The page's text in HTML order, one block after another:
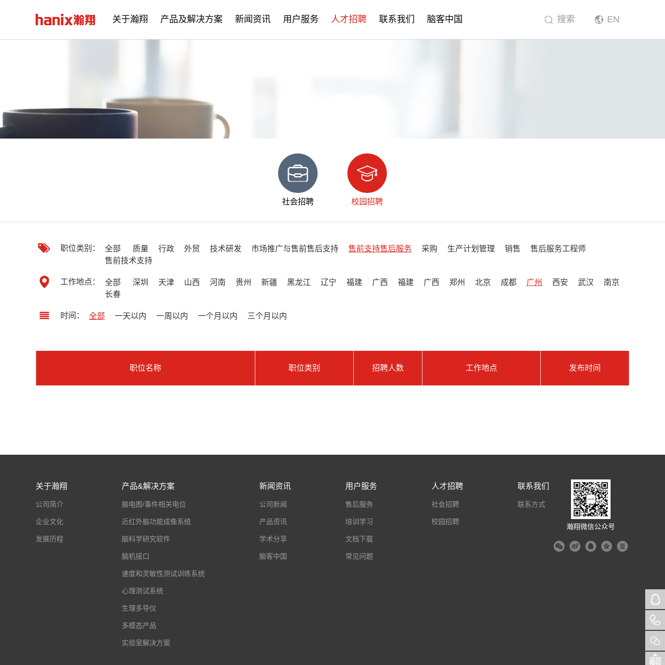
关于瀚翔 产品及解决方案 新闻资讯 用户服务 人才招聘 联系我们 脑客中国 EN
搜索
社会招聘 校园招聘
职位类别： 全部 质量 行政 外贸 技术研发 市场推广与售前售后支持 售前支持售后服务 采购 生产计划管理 销售
售后服务工程师
售前技术支持
工作地点： 全部 深圳 天津 山西 河南 贵州 新疆 黑龙江 辽宁 福建 广西 福建 广西 郑州 北京 成都 广州 西安 武汉
南京
长春
时间： 全部 一天以内 一周以内 一个月以内 三个月以内
职位名称 职位类别 招聘人数 工作地点 发布时间
瀚翔微信公众号
关于瀚翔
公司简介
企业文化
发展历程
产品&解决方案
脑电图/事件相关电位
近红外脑功能成像系统
脑科学研究软件
脑机接口
速度和灵敏性测试训练系统
心理测试系统
生理多导仪
多模态产品
实验室解决方案
新闻资讯
公司新闻
产品资讯
学术分享
脑客中国
用户服务
售后服务
培训学习
文档下载
常见问题
人才招聘
社会招聘
校园招聘
联系我们
联系方式
返回